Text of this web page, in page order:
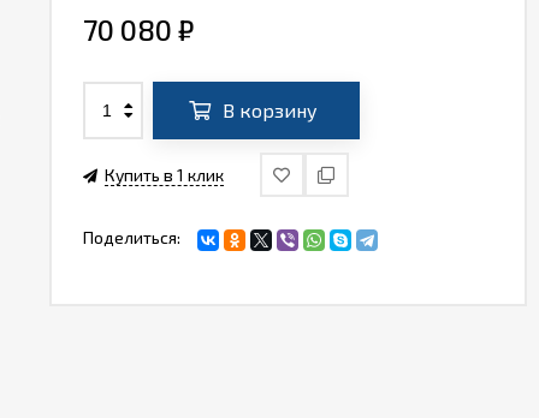
70 080 ₽
В корзину
Купить в 1 клик
Поделиться: